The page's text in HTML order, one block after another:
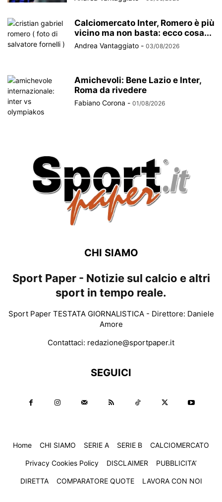
Calciomercato Inter, Romero è più
vicino ma non basta: ecco cosa...
Andrea Vantaggiato - 03/08/2026
Amichevoli: Bene Lazio e Inter,
Roma da rivedere
Fabiano Corona - 01/08/2026
CHI SIAMO
Sport Paper - Notizie sul calcio e altri
sport in tempo reale.
Sport Paper TESTATA GIORNALISTICA - Direttore: Daniele
Amore
Contattaci: redazione@sportpaper.it
SEGUICI
Home CHI SIAMO SERIE A SERIE B CALCIOMERCATO
Privacy Cookies Policy DISCLAIMER PUBBLICITA’
DIRETTA COMPARATORE QUOTE LAVORA CON NOI